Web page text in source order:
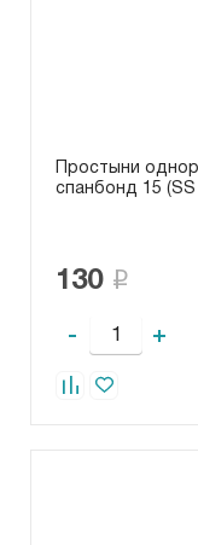
Простыни
спанбонд 15
130
- +